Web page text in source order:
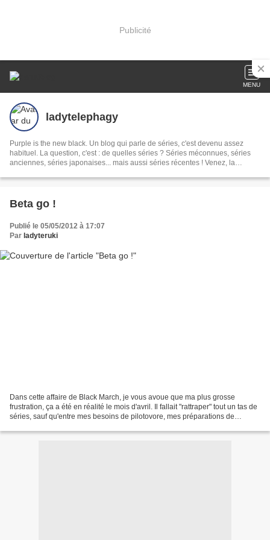
Publicité
MENU
ladytelephagy
Purple is the new black. Un blog qui parle de séries, c'est devenu assez
habituel. La question, c'est : de quelles séries ? Séries méconnues, séries
anciennes, séries japonaises... mais aussi séries récentes ! Venez, la
Beta go !
Publié le 05/05/2012 à 17:07
Par ladyteruki
Dans cette affaire de Black March, je vous avoue que ma plus grosse
frustration, ça a été en réalité le mois d'avril. Il fallait "rattraper" tout un tas de
séries, sauf qu'entre mes besoins de pilotovore, mes préparations de